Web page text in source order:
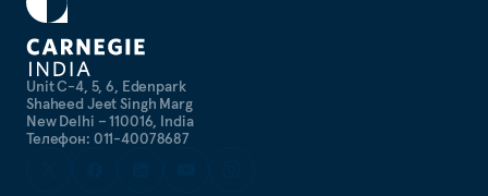
Unit C-4, 5, 6, Edenpark
Shaheed Jeet Singh Marg
New Delhi – 110016, India
Телефон: 011-40078687